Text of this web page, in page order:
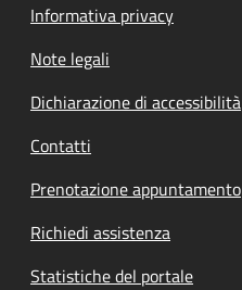
Informativa privacy
Note legali
Dichiarazione di accessibilità
Contatti
Prenotazione appuntamento
Richiedi assistenza
Statistiche del portale